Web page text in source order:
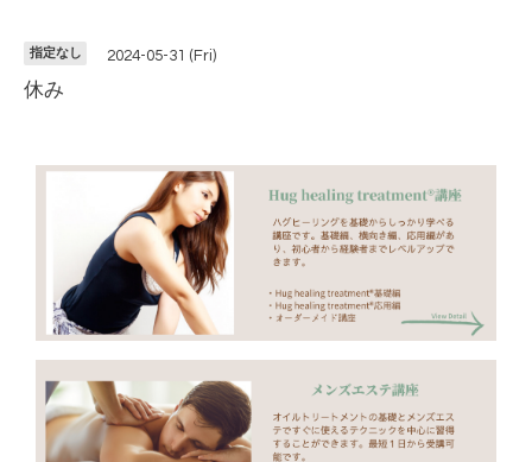
指定なし 2024-05-31 (Fri)
休み